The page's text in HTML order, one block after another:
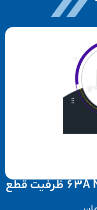
کلید اتوماتیک فیکس 63A NEW ظرفیت قطع